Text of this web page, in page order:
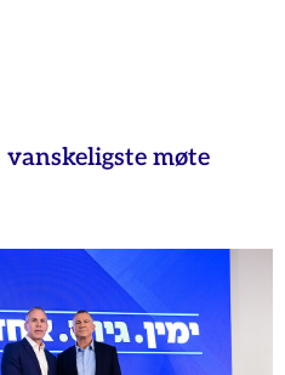
møte